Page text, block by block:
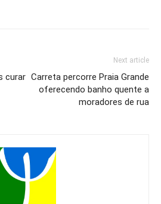
curar
Next article
Carreta percorre Praia Grande
oferecendo banho quente a
moradores de rua